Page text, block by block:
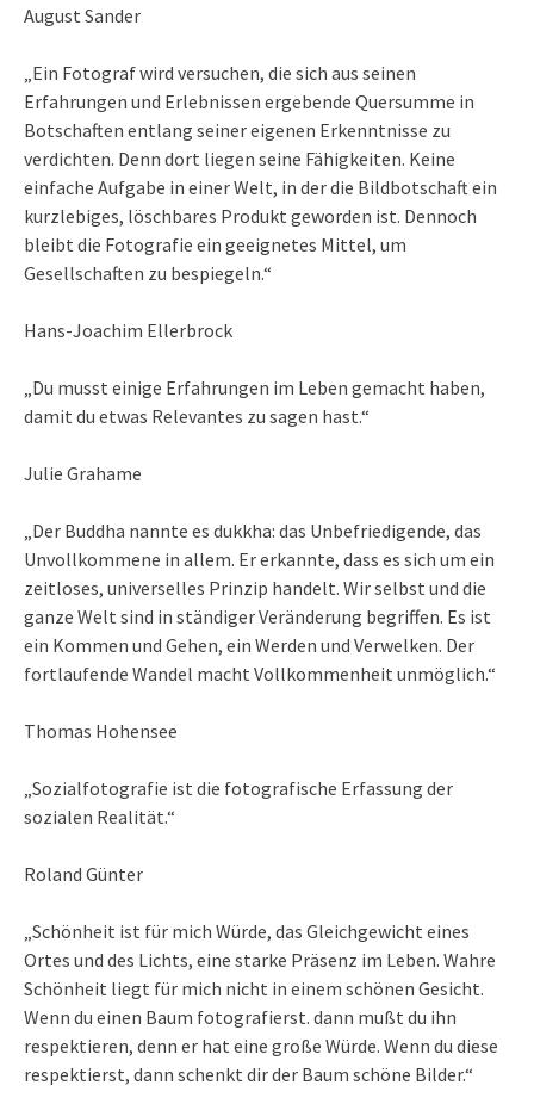
August Sander
„Ein Fotograf wird versuchen, die sich aus seinen
Erfahrungen und Erlebnissen ergebende Quersumme in
Botschaften entlang seiner eigenen Erkenntnisse zu
verdichten. Denn dort liegen seine Fähigkeiten. Keine
einfache Aufgabe in einer Welt, in der die Bildbotschaft ein
kurzlebiges, löschbares Produkt geworden ist. Dennoch
bleibt die Fotografie ein geeignetes Mittel, um
Gesellschaften zu bespiegeln.“
Hans-Joachim Ellerbrock
„Du musst einige Erfahrungen im Leben gemacht haben,
damit du etwas Relevantes zu sagen hast.“
Julie Grahame
„Der Buddha nannte es dukkha: das Unbefriedigende, das
Unvollkommene in allem. Er erkannte, dass es sich um ein
zeitloses, universelles Prinzip handelt. Wir selbst und die
ganze Welt sind in ständiger Veränderung begriffen. Es ist
ein Kommen und Gehen, ein Werden und Verwelken. Der
fortlaufende Wandel macht Vollkommenheit unmöglich.“
Thomas Hohensee
„Sozialfotografie ist die fotografische Erfassung der
sozialen Realität.“
Roland Günter
„Schönheit ist für mich Würde, das Gleichgewicht eines
Ortes und des Lichts, eine starke Präsenz im Leben. Wahre
Schönheit liegt für mich nicht in einem schönen Gesicht.
Wenn du einen Baum fotografierst. dann mußt du ihn
respektieren, denn er hat eine große Würde. Wenn du diese
respektierst, dann schenkt dir der Baum schöne Bilder.“